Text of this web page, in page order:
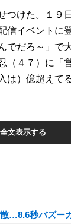
つけた。１９
信イベントに
でだろ～」で
（４７）に「
は）億超えて
全文表示する
…8.6秒バズー